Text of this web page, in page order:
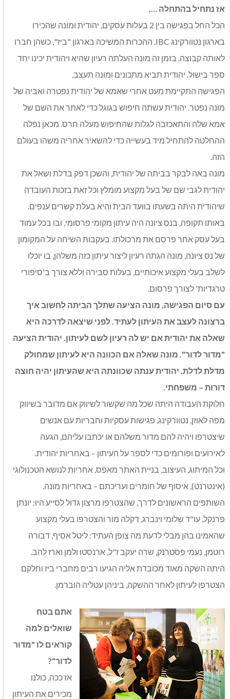
אז נתחיל בהתחלה ….
הכל החל בפגישה בין 2 בעלות עסקים, יהודית ומונה שהכירו
בארגון נטוורקינג IBC. ההכרות המשיכה בארגון "ביז", כשהן חברו
לאותה קבוצה. בזמן זה מונה העלתה רעיון שהיא ויהודית יכינו יחד
ספר בישול. יהודית תביא מתכונים ומונה תעצב.
הפגישה התקיימת מעט אחרי שאמא של יהודית נפטרה ואביה של
מונה נפטר. יהודית עשתה חיפוש בגוגל כדי לאתר את השם של
אמא שלה והתאכזבה לגלות שהחיפוש מעלה חרס. מכאן נפלה
ההחלטה להתחיל מיד בעשייה כדי להשאיר אחריה משהו בעולם
הזה.
מונה באה לבקר בביתה של יהודית, והשכן דפק בדלת ושאל את
יהודית לגבי שם של בעל מקצוע מומלץ וכל זאת בזכות העובדה
שיהודית היתה בשעתו בוועד הבית והיא בעלת קשרים ענפים.
באותו תקופה, בנס ציונה היה עיתון מקומי פרסומי, ובו בכל עמוד
בעל עסק אחר פרסם את מרכולתו. בעקבות השיחה על המקומון
של נס ציונה, מונה הגתה רעיון ליצור עיתון כזה משלהן, בו יוכלו
לשלב בעלי מקצוע איכותיים, בעלות סבירה וללא צורך ב'סיפורי
טרגדיות' לצורך פרסום.
עם סיום הפגישה, מונה הציעה שתלך הביתה לחשוב איך
ברצונה לעצב את העיתון לעתיד. לפני שיצאה לדרכה היא
שאלה את יהודית אם יש לה רעיון לשם לעיתון. יהודית הציעה
"מדור לדור". מונה שאלה אם הכוונה היא לעיתון שמחולק
מדלת לדלת. יהודית ענתה שכוונתה היא שהעיתון יהיה חוצה
דורות – משפחתי.
חלוקת העבודה היתה שכל מה שקשור לשיווק אם מדובר בשיווק
מפה לאוזן, נטוורקינג, פגישות עסקיות וחבריות עם אנשים
שיצטרפו ויהיה להם מדור משלהם או יכתבו עליהם, הגעה
לאירועים ופורומים כדי לספר על העיתון – באחריות יהודית.
וכל המיתוג, העיצוב, בניית האתר מאפס, אחריות לנושא הטכנולוגי
(אינטרנט), איסוף של חומרים ועריכתם – באחריות מונה.
השותפים הראשונים לדרך, שהצטרפו מרצון גדול לסייע היו: יונתן
פרנקל, עו"ד שלומי וינברג, דקלה מור והצטרפו בעלי מקצוע
שהאמינו בהן מבלי לדעת מה צופן העתיד: ליטל אסיף, דבורה
רוטמן, נעמי פסטרנק, שרה יעקב ז"ל, ארנסטו ולמן וארז להב.
היתה השקה מאוד מכובדת אליה הגיעו רבים מחברי ביז וחלקם
הצטרפו לעיתון לאחר ההשקה, ביניהן עטליה הוברמן.
אתם בטח
שואלים למה
קוראים לו "מדור
לדור"?
אז ככה, כולנו
מכירים את העיתון